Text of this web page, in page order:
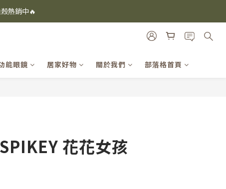
及EspressoTokyo)
熱銷中🔥
能眼鏡 居家好物 關於我們 部落格首頁
花花女孩